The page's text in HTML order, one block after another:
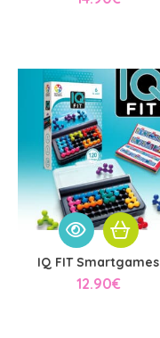
IQ FIT Smartgames
12.90€